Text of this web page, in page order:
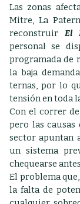
Las zonas
Mitre, La
reconstruir El
personal se
programada de
la baja
ternas, por lo
tensión en toda
Con el correr
pero las causas
sector apuntan
un sistema
chequearse
El problema
la falta de